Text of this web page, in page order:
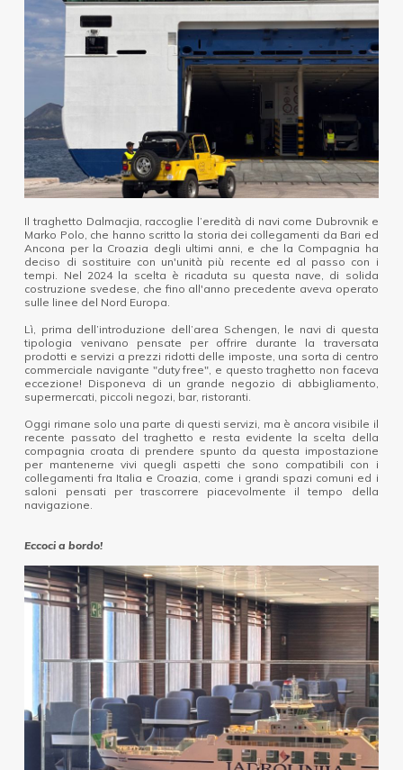
Il traghetto Dalmacjia, raccoglie l’eredità di navi come Dubrovnik e
Marko Polo, che hanno scritto la storia dei collegamenti da Bari ed
Ancona per la Croazia degli ultimi anni, e che la Compagnia ha
deciso di sostituire con un'unità più recente ed al passo con i
tempi. Nel 2024 la scelta è ricaduta su questa nave, di solida
costruzione svedese, che fino all'anno precedente aveva operato
sulle linee del Nord Europa.
Lì, prima dell’introduzione dell’area Schengen, le navi di questa
tipologia venivano pensate per offrire durante la traversata
prodotti e servizi a prezzi ridotti delle imposte, una sorta di centro
commerciale navigante "duty free", e questo traghetto non faceva
eccezione! Disponeva di un grande negozio di abbigliamento,
supermercati, piccoli negozi, bar, ristoranti.
Oggi rimane solo una parte di questi servizi, ma è ancora visibile il
recente passato del traghetto e resta evidente la scelta della
compagnia croata di prendere spunto da questa impostazione
per mantenerne vivi quegli aspetti che sono compatibili con i
collegamenti fra Italia e Croazia, come i grandi spazi comuni ed i
saloni pensati per trascorrere piacevolmente il tempo della
navigazione.
Eccoci a bordo!